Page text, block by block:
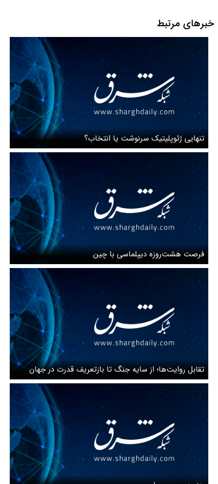
خبرهای مرتبط
تنهایی ژئوپلیتیک سرنوشت یا انتخاب؟
فرصت هشت‌روزه دیپلماسی با چین
تقابل روایت‌ها؛ از سایه جنگ تا بازتعریف قدرت در جهان